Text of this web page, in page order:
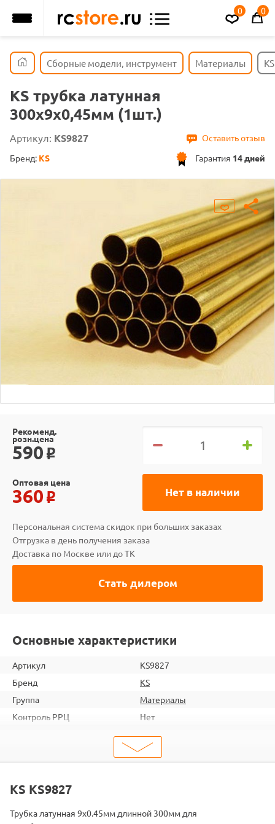
0 0
Сборные модели, инструмент Материалы
KS трубка латунная
300х9х0,45мм (1шт.)
Артикул: KS9827
Оставить отзыв
Гарантия 14 дней
Бренд: KS
Рекоменд.
розн.цена
590 o
Нет в наличии
Оптовая цена
360 o
Персональная система скидок при больших заказах
Отгрузка в день получения заказа
Доставка по Москве или до ТК
Стать дилером
Основные характеристики
Артикул
KS9827
Бренд
KS
Группа
Материалы
Контроль РРЦ
Нет
1
2000000018829
Тип запчасти
KS KS9827
Трубка латунная 9x0.45мм длинной 300мм для